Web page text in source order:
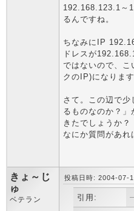
192.168.123.1～
るんですね。
ちなみにIP
ドレスが
ではないので、こ
クのIP)になります
さて。この辺で少
るものなのか？」
きたでしょうか？
なにか質問があ
きょ～じ
ゅ
ベテラン
投稿日時: 2004-07-
引用: